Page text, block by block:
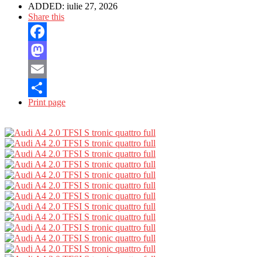
ADDED: iulie 27, 2026
Share this
Facebook
Mastodon
Email
Partajează
Print page